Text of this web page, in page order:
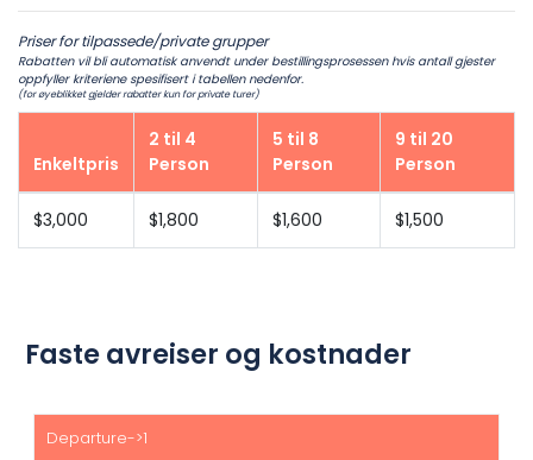
Priser for tilpassede/private grupper
Rabatten vil bli automatisk anvendt under bestillingsprosessen hvis antall gjester
oppfyller kriteriene spesifisert i tabellen nedenfor.
(for øyeblikket gjelder rabatter kun for private turer)
Enkeltpris
2 til 4
Person
5 til 8
Person
9 til 20
Person
$3,000 $1,800 $1,600 $1,500
Faste avreiser og kostnader
Start